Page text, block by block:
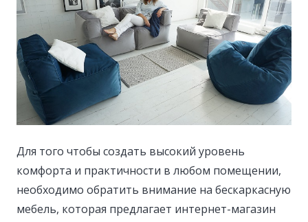
Style
Для того чтобы создать высокий уровень
комфорта и практичности в любом помещении,
необходимо обратить внимание на бескаркасную
мебель, которая предлагает интернет-магазин